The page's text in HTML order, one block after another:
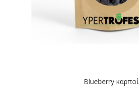
Blueberry καρποί